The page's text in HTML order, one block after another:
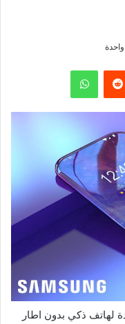
واتساب
لهاتف ذكي بدون اطار